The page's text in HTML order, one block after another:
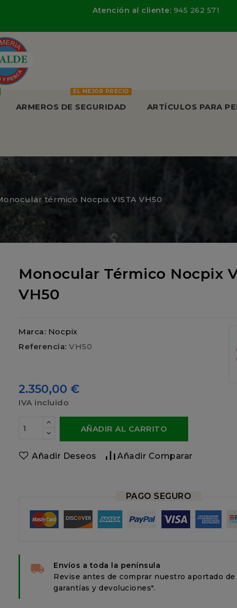
Atención al cliente: 945 262 571
ARMEROS DE SEGURIDAD
EL MEJOR PRECIO
ARTÍCULOS PARA
térmico Nocpix VISTA VH50
Monocular Térmico Nocpix
VH50
Marca: Nocpix
Referencia: VH50
2.350,00 €
IVA incluido
AÑADIR AL CARRITO
Añadir Deseos Añadir Comparar
PAGO SEGURO
Envíos a toda la península
Revise antes de comprar nuestro aportado de
garantías y devoluciones".